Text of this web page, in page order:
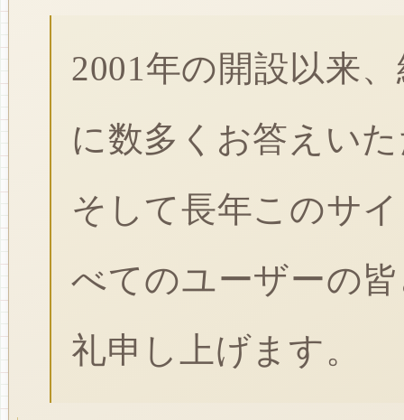
2001年の開設以来
に数多くお答えい
そして長年このサ
べてのユーザーの
礼申し上げます。